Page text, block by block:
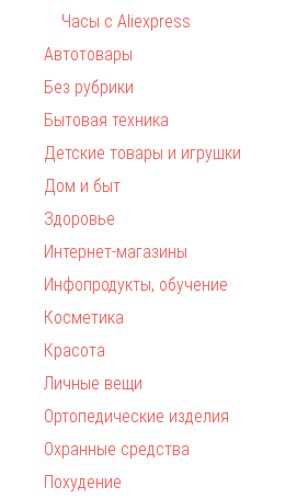
Часы с Aliexpress
Автотовары
Без рубрики
Бытовая техника
Детские товары и игрушки
Дом и быт
Здоровье
Интернет-магазины
Инфопродукты, обучение
Косметика
Красота
Личные вещи
Ортопедические изделия
Охранные средства
Похудение